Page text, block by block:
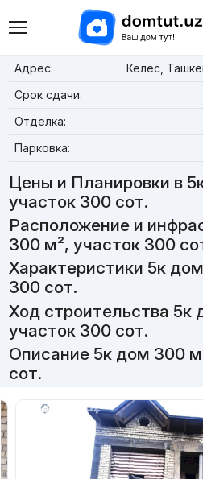
Адрес:
Келес,
Срок сдачи:
Отделка:
Парковка:
Цены и Планировки в
участок 300 сот.
Расположение и
300 м², участок 300
Характеристики 5к
300 сот.
Ход строительства 5к
участок 300 сот.
Описание 5к дом 300
сот.